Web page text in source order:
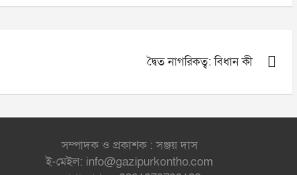
দ্বৈত নাগরিকত্ব: বিধান কী
সম্পাদক ও প্রকাশক : সঞ্জয় দাস
ই-মেইল: info@gazipurkontho.com